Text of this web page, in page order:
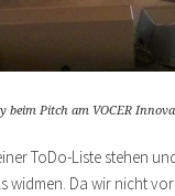
beim Pitch am VOCER
ToDo-Liste stehen
Da wir nicht